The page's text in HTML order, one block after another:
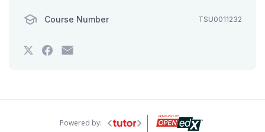
Course Number TSU0011232
Tweet
that
this
course
Post
a
say
you've
enrolled
in
enrolled
inthis
course
Powered by: